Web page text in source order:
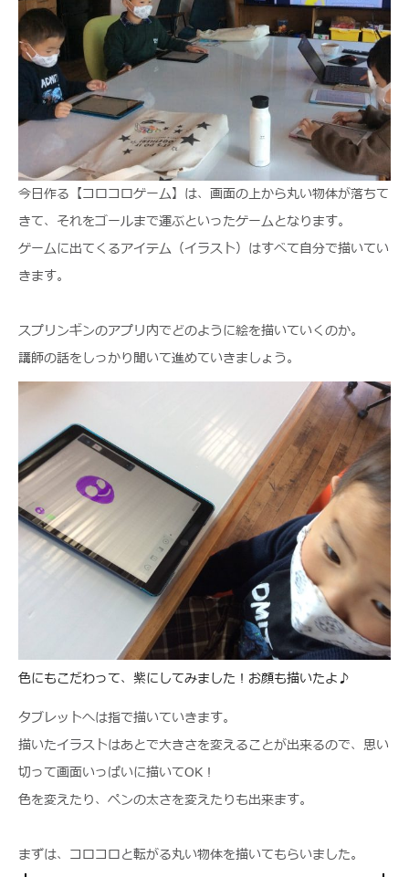
今日作る【コロコロゲーム】は、画面の上から丸い物体が落ちて
きて、それをゴールまで運ぶといったゲームとなります。
ゲームに出てくるアイテム（イラスト）はすべて自分で描いてい
きます。
スプリンギンのアプリ内でどのように絵を描いていくのか。
講師の話をしっかり聞いて進めていきましょう。
色にもこだわって、紫にしてみました！お顔も描いたよ♪
タブレットへは指で描いていきます。
描いたイラストはあとで大きさを変えることが出来るので、思い
切って画面いっぱいに描いてOK！
色を変えたり、ペンの太さを変えたりも出来ます。
まずは、コロコロと転がる丸い物体を描いてもらいました。